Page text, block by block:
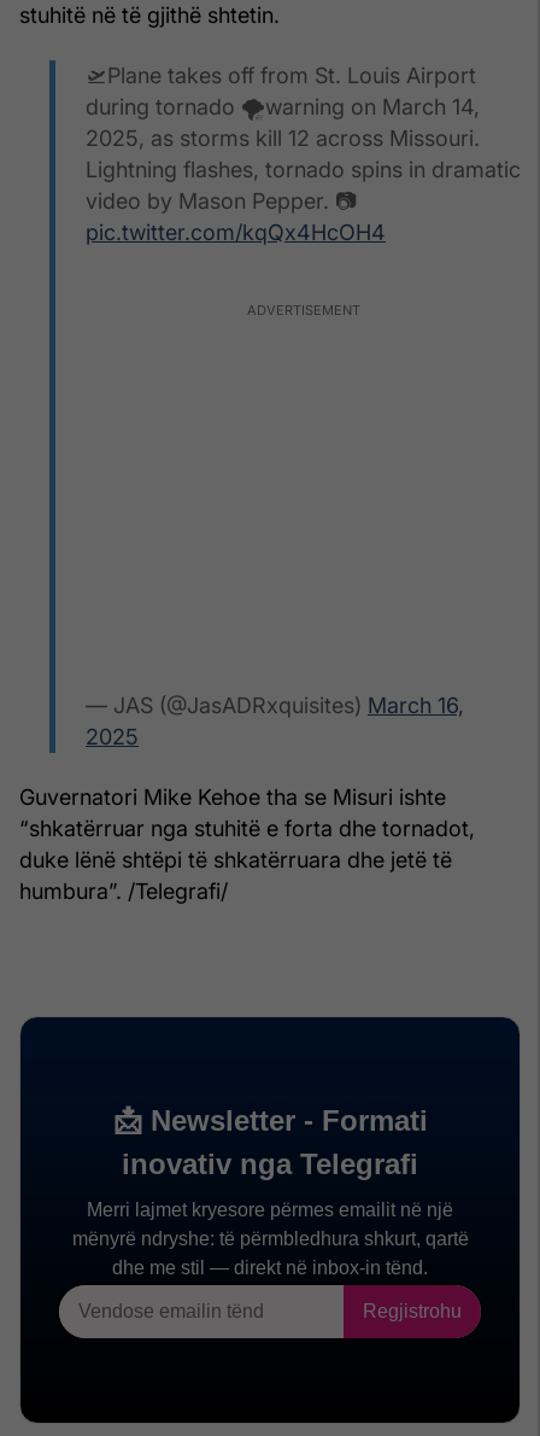
stuhitë në të gjithë shtetin.
🛫Plane takes off from St. Louis Airport
during tornado 🌪️warning on March 14,
2025, as storms kill 12 across Missouri.
Lightning flashes, tornado spins in dramatic
video by Mason Pepper. 📷
pic.twitter.com/kqQx4HcOH4
— JAS (@JasADRxquisites) March 16,
2025
Guvernatori Mike Kehoe tha se Misuri ishte
“shkatërruar nga stuhitë e forta dhe tornadot,
duke lënë shtëpi të shkatërruara dhe jetë të
humbura”. /Telegrafi/